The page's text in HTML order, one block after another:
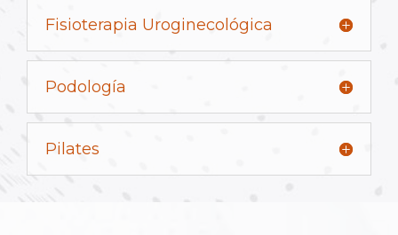
Fisioterapia Uroginecológica
Podología
Pilates